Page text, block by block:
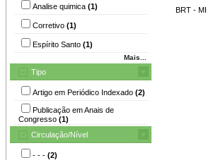
Analise quimica (1)
Corretivo (1)
Espírito Santo (1)
Mais...
Tipo
Artigo em Periódico Indexado (2)
Publicação em Anais de
Congresso (1)
Circulação/Nível
- - - (2)
BRT - MI